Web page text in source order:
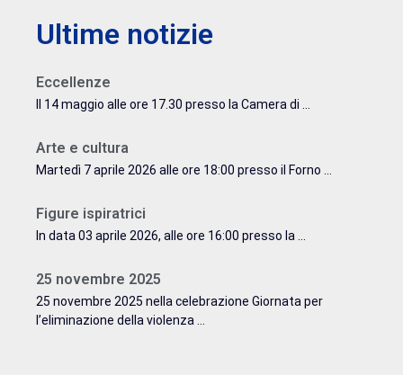
Ultime notizie
Eccellenze
Il 14 maggio alle ore 17.30 presso la Camera di ...
Arte e cultura
Martedì 7 aprile 2026 alle ore 18:00 presso il Forno ...
Figure ispiratrici
In data 03 aprile 2026, alle ore 16:00 presso la ...
25 novembre 2025
25 novembre 2025 nella celebrazione Giornata per
l’eliminazione della violenza ...